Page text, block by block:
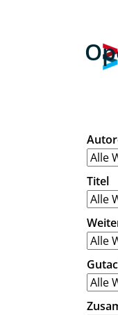
Titel